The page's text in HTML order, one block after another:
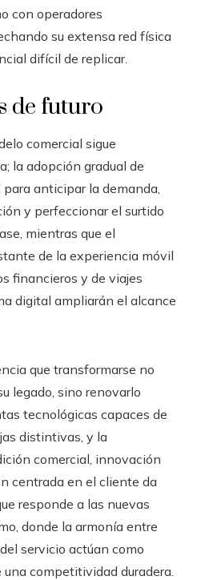
con operadores
su extensa red física
difícil de replicar.
de futuro
comercial sigue
la adopción gradual de
anticipar la demanda,
y perfeccionar el surtido
mientras que el
de la experiencia móvil
financieros y de viajes
digital ampliarán el alcance
que transformarse no
legado, sino renovarlo
tecnológicas capaces de
distintivas, y la
comercial, innovación
centrada en el cliente da
responde a las nuevas
donde la armonía entre
servicio actúan como
competitividad duradera.